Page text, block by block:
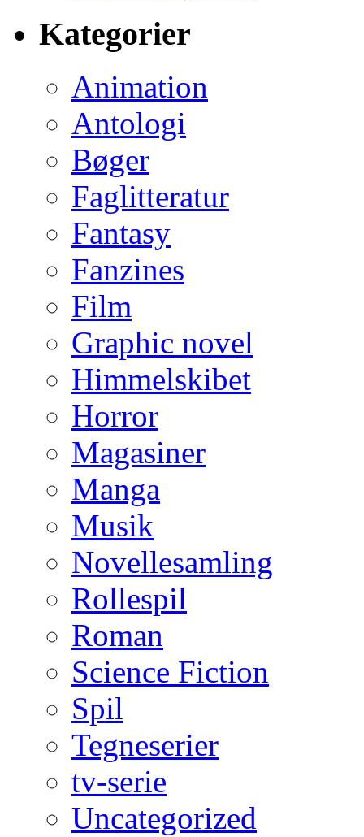
Kategorier
Animation
Antologi
Bøger
Faglitteratur
Fantasy
Fanzines
Film
Graphic novel
Himmelskibet
Horror
Magasiner
Manga
Musik
Novellesamling
Rollespil
Roman
Science Fiction
Spil
Tegneserier
tv-serie
Uncategorized